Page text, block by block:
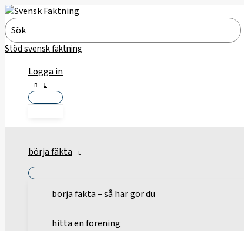
Hoppa
till
innehåll
Search
for:
Stöd svensk fäktning
Logga in
börja fäkta
börja fäkta – så här gör du
hitta en förening